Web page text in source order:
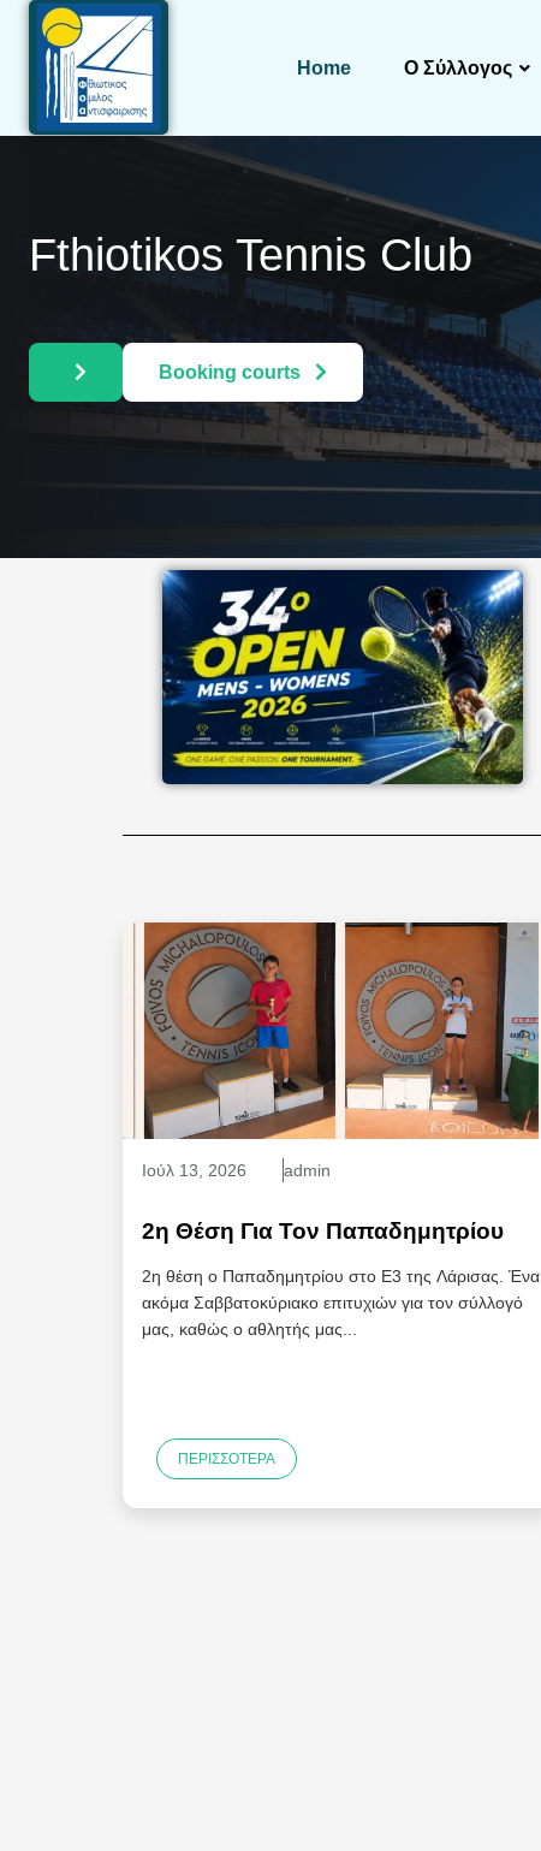
Home Ο Σύλλογος
Fthiotikos Tennis Club
Booking courts
Ιούλ 13 , 2026 admin
2η Θέση Για Τον Παπαδημητρίου
2η θέση ο Παπαδημητρίου στο Ε3 της Λάρισας. Ένα
ακόμα Σαββατοκύριακο επιτυχιών για τον σύλλογό
μας, καθώς ο αθλητής μας...
ΠΕΡΙΣΣΌΤΕΡΑ